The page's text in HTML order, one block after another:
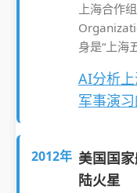
上海合作
身是“上海
AI分析
军事演
2012年 美国国
陆火星